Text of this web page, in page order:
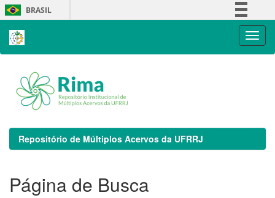
Skip
navigation
BRASIL
Repositório de Múltiplos Acervos da UFRRJ
Página de Busca